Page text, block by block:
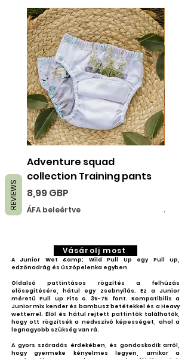
Adventure squad
collection Training pants
Ár
8,99 GBP
ÁFA beleértve ÁFA
Vásárolj most
A Junior Wet &amp; Wild Pull Up egy Pull up,
edzőnadrág és úszópelenka egyben
Oldalsó pattintásos rögzítés a felhúzás
elősegítésére, hátul egy zsebnyílás. Ez a Junior
méretű Pull up Fits c. 35-75 font. Kompatibilis a
Junior mix kender és bambusz betétekkel és a Heavy
wetterrel. Elöl és hátul rejtett pattintók találhatók,
hogy ott rögzítsék a nedvszívó képességet, ahol a
legnagyobb szükség van rá.
A gyors száradás érdekében, és gondoskodik arról,
hogy gyermeke kényelmes legyen, amikor a
REVIEWS